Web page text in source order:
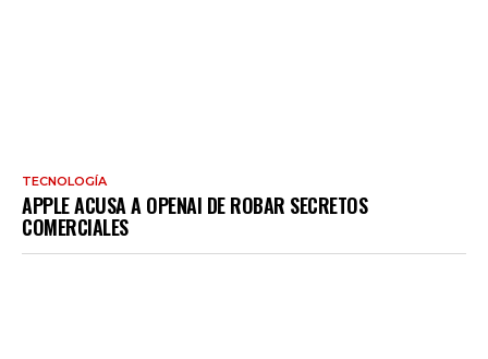
TECNOLOGÍA
APPLE ACUSA A OPENAI DE ROBAR SECRETOS
COMERCIALES